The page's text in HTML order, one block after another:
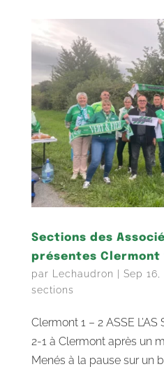
Sections des
présentes Clermont
par Lechaudron | Sep 16,
sections
Clermont 1 – 2 ASSE
2-1 à Clermont après un
Menés à la pause sur un